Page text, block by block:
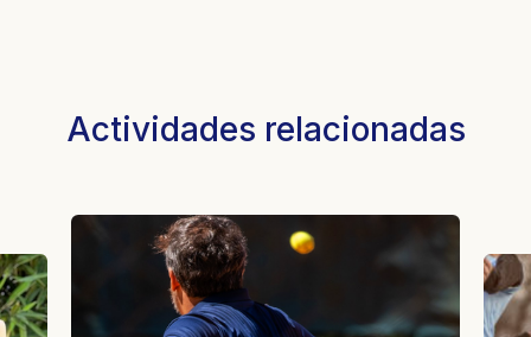
Actividades relacionadas